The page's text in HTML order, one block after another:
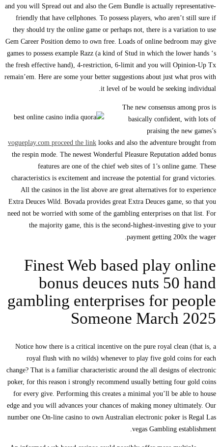
and you will Spread out and also the Gem Bundle is actually representative-
friendly that have cellphones. To possess players, who aren’t still sure if
they should try the online game or perhaps not, there is a variation to use
Gem Career Position demo to own free. Loads of online bedroom may give
games to possess example Razz (a kind of Stud in which the lower hands ‘s
the fresh effective hand), 4-restriction, 6-limit and you will Opinion-Up Tx
remain’em. Here are some your better suggestions about just what pros with
it level of be would be seeking individual.
The new consensus among pros is
basically confident, with lots of
praising the new games’s
vogueplay.com proceed the link looks and also the adventure brought from
the respin mode. The newest Wonderful Pleasure Reputation added bonus
features are one of the chief web sites of 1’s online game. These
characteristics is excitement and increase the potential for grand victories.
All the casinos in the list above are great alternatives for to experience
Extra Deuces Wild. Bovada provides great Extra Deuces game, so that you
need not be worried with some of the gambling enterprises on that list. For
the majority game, this is the second-highest-investing give to your
payment getting 200x the wager.
Finest Web based play online
bonus deuces nuts 50 hand
gambling enterprises for people
Someone March 2025
Notice how there is a critical incentive on the pure royal clean (that is, a
royal flush with no wilds) whenever to play five gold coins for each
change? That is a familiar characteristic around the all designs of electronic
poker, for this reason i strongly recommend usually betting four gold coins
for every give. Performing this creates a minimal you’ll be able to house
edge and you will advances your chances of making money ultimately. Our
number one On-line casino to own Australian electronic poker is Regal Las
vegas Gambling establishment.